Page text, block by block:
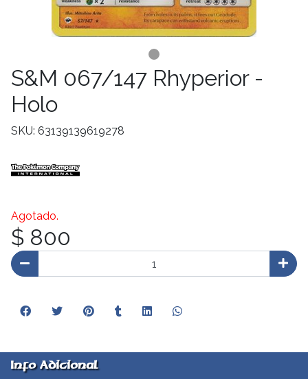
S&M 067/147 Rhyperior -
Holo
SKU: 63139139619278
Agotado.
$ 800
Info Adicional